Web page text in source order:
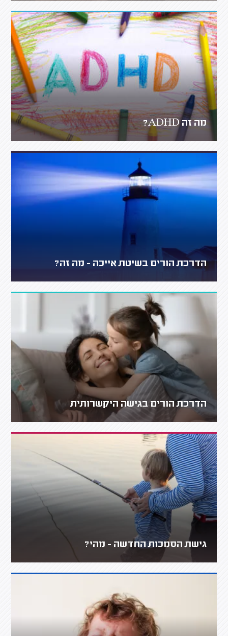
מה זה ADHD?
הדרכת הורים בשיטת אייכה - מה זה?
הדרכת הורים בגישה היקשרותית
גישת הסמכות החדשה - מהי?